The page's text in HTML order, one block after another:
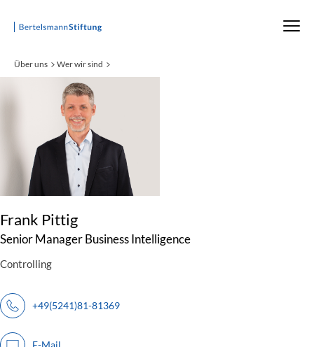
Startseite
Über uns Wer wir sind
Frank Pittig:
Senior Manager Business Intelligence
Controlling
+49(5241)81-81369
E-Mail